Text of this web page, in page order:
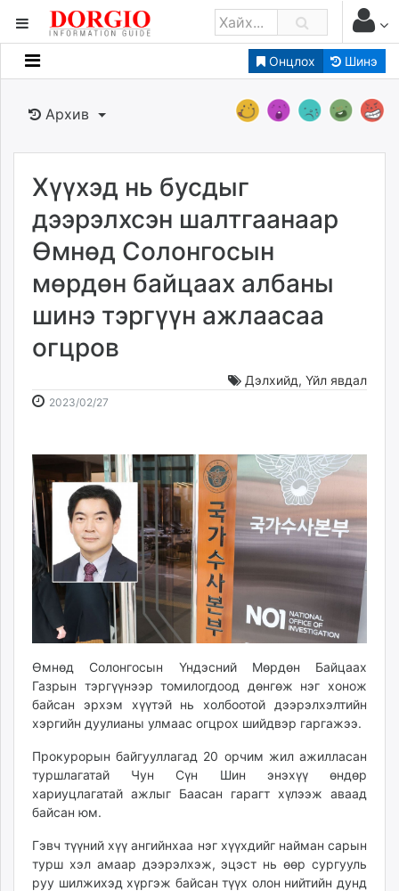
Онцлох Шинэ
Мэдээллийн
Банк санхүү
Бизнес ААН
Төрийн
Нийслэлийн
dorgio.mn
Gogo.mn
caak.mn
news.mn
zindaa.mn
tovch.mn
Livetv.mn
Eguur.mn
24tsag.mn
shuud.mn
eagle.mn
ergelt.mn
zarig.mn
today.mn
zuv.mn
ugluu.mn
urlag.mn
unen.mn
shudarga.mn
shuurhai.mn
unuudur.mn
mglradio.com
fact.mn
Архив
Хүүхэд нь бусдыг
дээрэлхсэн шалтгаанаар
Өмнөд Солонгосын
мөрдөн байцаах албаны
шинэ тэргүүн ажлаасаа
огцров
Дэлхийд, Үйл явдал
2023/02/27
10:05:06
17:55:20
Өмнөд Солонгосын Үндэсний Мөрдөн Байцаах
Газрын тэргүүнээр томилогдоод дөнгөж нэг хонож
байсан эрхэм хүүтэй нь холбоотой дээрэлхэлтийн
хэргийн дуулианы улмаас огцрох шийдвэр гаргажээ.
Прокурорын байгууллагад 20 орчим жил ажилласан
туршлагатай Чун Сүн Шин энэхүү өндөр
хариуцлагатай ажлыг Баасан гарагт хүлээж аваад
байсан юм.
Гэвч түүний хүү ангийнхаа нэг хүүхдийг найман сарын
турш хэл амаар дээрэлхэж, эцэст нь өөр сургууль
руу шилжихэд хүргэж байсан түүх олон нийтийн дунд